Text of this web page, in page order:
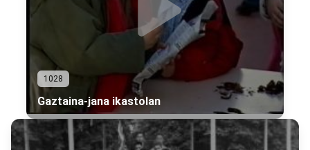
1028
Gaztaina-jana ikastolan